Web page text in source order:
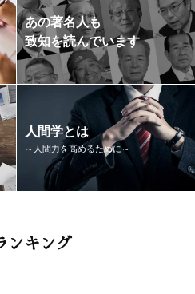
あの著名人も
致知を読んでいます
人間学とは
～人間力を高めるために～
ンキング